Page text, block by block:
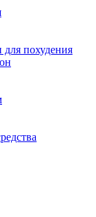
похудения